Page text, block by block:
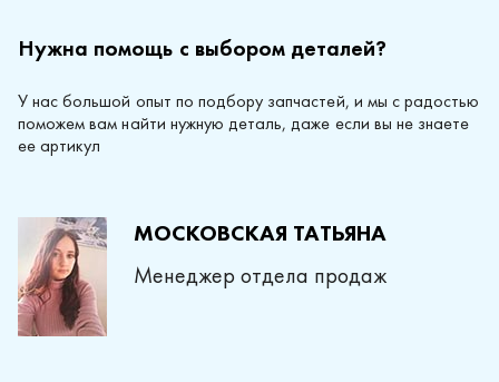
Нужна помощь с выбором деталей?
У нас большой опыт по подбору запчастей, и мы с радостью
поможем вам найти нужную деталь, даже если вы не знаете
ее артикул
МОСКОВСКАЯ ТАТЬЯНА
Менеджер отдела продаж